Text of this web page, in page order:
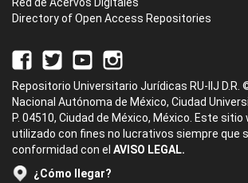
Directory of Open Access Repositories
Repositorio Universitario Jurídicas RU-IIJ D.R.
Nacional Autónoma de México, Ciudad
P. 04510, Ciudad de México, México. Este
utilizado con fines no lucrativos siempre que
conformidad con el AVISO LEGAL.
¿Cómo llegar?